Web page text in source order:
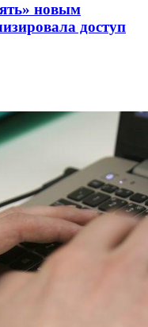
новым
доступ